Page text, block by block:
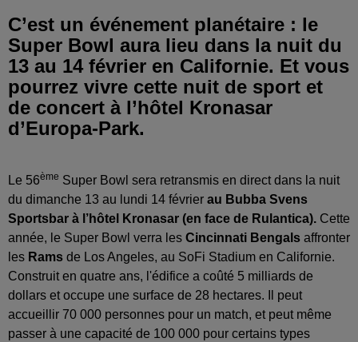
C’est un événement planétaire : le
Super Bowl aura lieu dans la nuit du
13 au 14 février en Californie. Et vous
pourrez vivre cette nuit de sport et
de concert à l’hôtel Kronasar
d’Europa-Park.
Le 56ème Super Bowl sera retransmis en direct dans la nuit
du dimanche 13 au lundi 14 février au Bubba Svens
Sportsbar à l’hôtel Kronasar (en face de Rulantica). Cette
année, le Super Bowl verra les Cincinnati Bengals affronter
les Rams de Los Angeles, au SoFi Stadium en Californie.
Construit en quatre ans, l'édifice a coûté 5 milliards de
dollars et occupe une surface de 28 hectares. Il peut
accueillir 70 000 personnes pour un match, et peut même
passer à une capacité de 100 000 pour certains types